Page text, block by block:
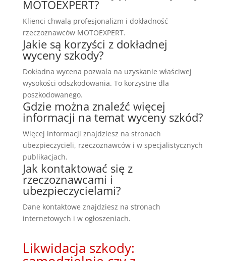
MOTOEXPERT?
Klienci chwalą profesjonalizm i dokładność
rzeczoznawców MOTOEXPERT.
Jakie są korzyści z dokładnej
wyceny szkody?
Dokładna wycena pozwala na uzyskanie właściwej
wysokości odszkodowania. To korzystne dla
poszkodowanego.
Gdzie można znaleźć więcej
informacji na temat wyceny szkód?
Więcej informacji znajdziesz na stronach
ubezpieczycieli, rzeczoznawców i w specjalistycznych
publikacjach.
Jak kontaktować się z
rzeczoznawcami i
ubezpieczycielami?
Dane kontaktowe znajdziesz na stronach
internetowych i w ogłoszeniach.
Likwidacja szkody: